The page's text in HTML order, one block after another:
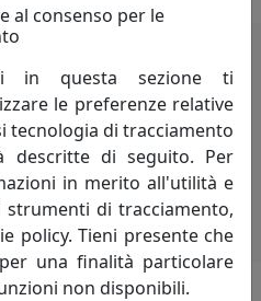
hanno riscosso
al consenso per le
in questa sezione ti
le preferenze relative
tecnologia di tracciamento
descritte di seguito. Per
in merito all'utilità e
di tracciamento,
policy. Tieni presente che
una finalità particolare
non disponibili.